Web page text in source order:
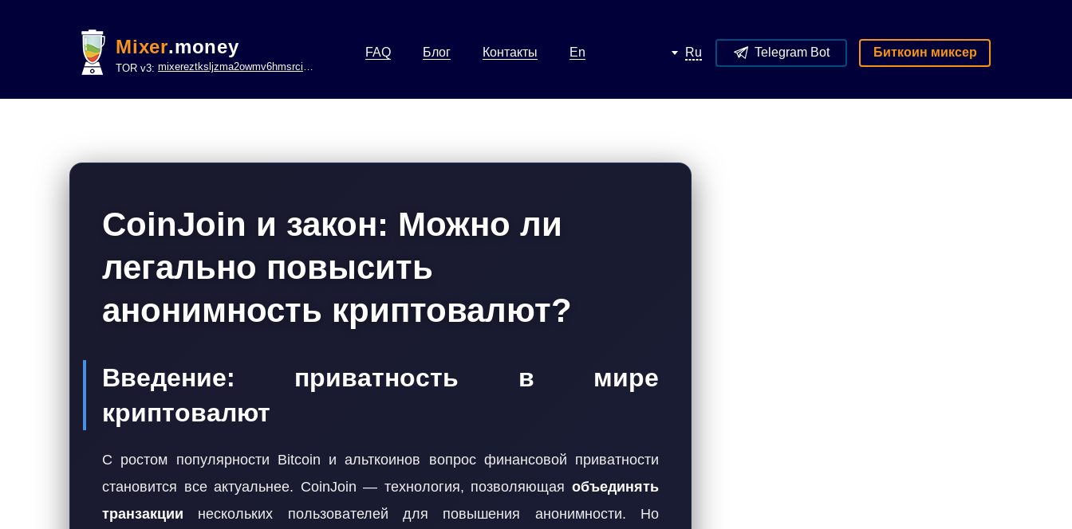
Mixer.money
TOR v3: mixereztksljzma2owmv6hmsrci322lsje6m3svicoddk3xbgvhd2fid.onion
FAQ Блог Контакты En Ru Telegram Bot Биткоин миксер
CoinJoin и закон: Можно ли
легально повысить
анонимность криптовалют?
Введение: приватность в мире
криптовалют
С ростом популярности Bitcoin и альткоинов вопрос финансовой приватности
становится все актуальнее. CoinJoin — технология, позволяющая объединять
транзакции нескольких пользователей для повышения анонимности. Но